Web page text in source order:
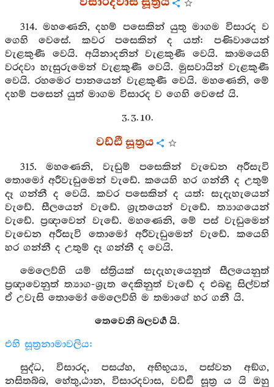
314. මහණෙනි, දහම් පසෙකින් යුතු මාගම විසාරද ව
ගෙහි වෙසේ. කවර පසෙකින් ද යත්: පණිවායෙන්
වැළකුණී වෙයි. අයිනාදනින් වැළකුණී වෙයි. කාමයෙහි
වරදවා හැසුරුමෙන් වැළකුණී වෙයි. මුසවායින් වැළකුණී
වෙයි. රහමෙර පානයෙන් වැළකුණී වෙයි. මහණෙනි, මේ
දහම් පසෙන් යුත් මාගම විසාරද ව ගෙහි වෙසේ යි.
3. 3. 10.
වඩ්ඪී සූත්‍රය
315. මහණෙනි, වැඩුම් පසෙකින් වැඩෙන අරීසැවි
තොමෝ අරීවැඩුමෙන් වැඩේ. කයෙහි හර ගන්නී ද උතුම්
දෑ ගන්නී ද වෙයි. කවර පසෙකින් ද යත්: සැදැහැයෙන්
වැඩේ. සීලයෙන් වැඩේ. ශ්‍රැතයෙන් වැඩේ. ත්‍යාගයෙන්
වැඩේ. ප්‍රඥාවෙන් වැඩේ. මහණෙනි, මේ පස් වැඩුමෙන්
වැඩෙන අරීසැවි තොමෝ අරීවැඩුමෙන් වැඩේ. කයෙහි
හර ගන්නී ද උතුම් දෑ ගන්නී ද වෙයි.
මෙලෙව්හි යම් ස්ත්‍රියක් සැදැහැයෙනුත් සීලයෙනුත්
ප්‍රඥාවෙනුත් ත්‍යාග-ශ්‍රැත දෙකිනුත් වැඩේ ද එබඳු සිල්වත්
ඒ උවැසි තොමෝ මෙලෙව්හි ම තමාගේ හර ගනී යි.
තෙවෙනි බලවර්‍ග යි.
එහි සූත්‍රනාමාවලිය:
සුද්ධ, විසාරද, පසය්හ, අභිභුය්‍ය, පස්වන අඞ්ග,
නසිතබ්බ, හේතු,ඨාන, විසාරදවාස, වඩ්ඪි සූත්‍ර ය යි ඔහු